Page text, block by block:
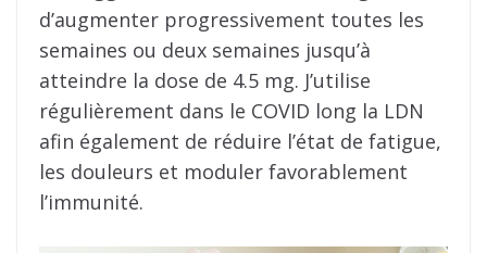
d’augmenter progressivement toutes les
semaines ou deux semaines jusqu’à
atteindre la dose de 4.5 mg. J’utilise
régulièrement dans le COVID long la LDN
afin également de réduire l’état de fatigue,
les douleurs et moduler favorablement
l’immunité.